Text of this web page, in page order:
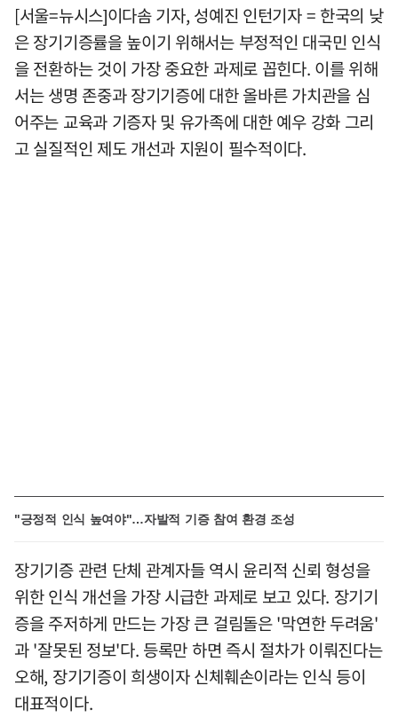
[서울=뉴시스]이다솜 기자, 성예진 인턴기자 = 한국의 낮
은 장기기증률을 높이기 위해서는 부정적인 대국민 인식
을 전환하는 것이 가장 중요한 과제로 꼽힌다. 이를 위해
서는 생명 존중과 장기기증에 대한 올바른 가치관을 심
어주는 교육과 기증자 및 유가족에 대한 예우 강화 그리
고 실질적인 제도 개선과 지원이 필수적이다.
"긍정적 인식 높여야"…자발적 기증 참여 환경 조성
장기기증 관련 단체 관계자들 역시 윤리적 신뢰 형성을
위한 인식 개선을 가장 시급한 과제로 보고 있다. 장기기
증을 주저하게 만드는 가장 큰 걸림돌은 '막연한 두려움'
과 '잘못된 정보'다. 등록만 하면 즉시 절차가 이뤄진다는
오해, 장기기증이 희생이자 신체훼손이라는 인식 등이
대표적이다.